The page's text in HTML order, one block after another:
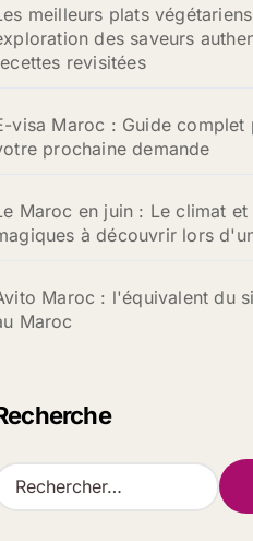
meilleurs plats
des saveurs
revisitées
visa Maroc : Guide
prochaine demande
Maroc en juin : Le climat et
à découvrir lors
Maroc : l'équivalent du
Maroc